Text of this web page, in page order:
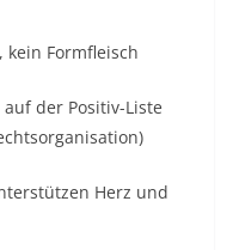
kein Formfleisch
der Positiv-Liste
Herz und